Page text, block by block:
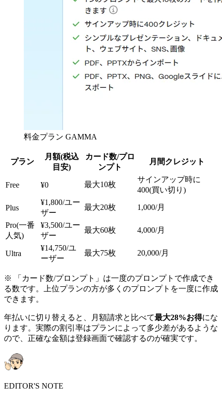
料金プラン GAMMA
プラン
月額(税込
目安)
カード数/プロ
ンプト
月間クレジット
Free ¥0 最大10枚
サインアップ時に
400(買い切り)
Plus
¥1,800/ユー
ザー
最大20枚 1,000/月
Pro(一番
人気)
¥3,500/ユー
ザー
最大60枚 4,000/月
Ultra
¥14,750/ユ
ーザー
最大75枚 20,000/月
※ 「カード数/プロンプト」は一度のプロンプトで作成でき
る数です。上位プランの方が多くのプロンプトを一度に作成
できます。
年払いに切り替えると、月額請求と比べて最大28%お得にな
ります。実際の割引率はプランによって多少差があるような
ので、正確な金額は登録画面で確認するのが確実です。
EDITOR'S NOTE